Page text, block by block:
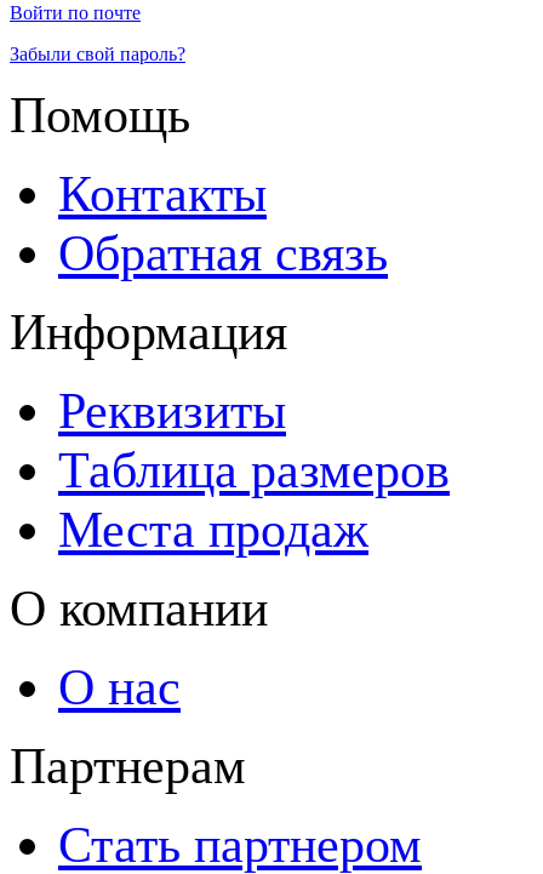
Войти по почте
Забыли свой пароль?
Помощь
Контакты
Обратная связь
Информация
Реквизиты
Таблица размеров
Места продаж
О компании
О нас
Партнерам
Стать партнером